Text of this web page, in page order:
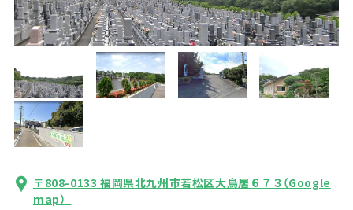
〒808-0133 福岡県北九州市若松区大鳥居６７３（Google
map）